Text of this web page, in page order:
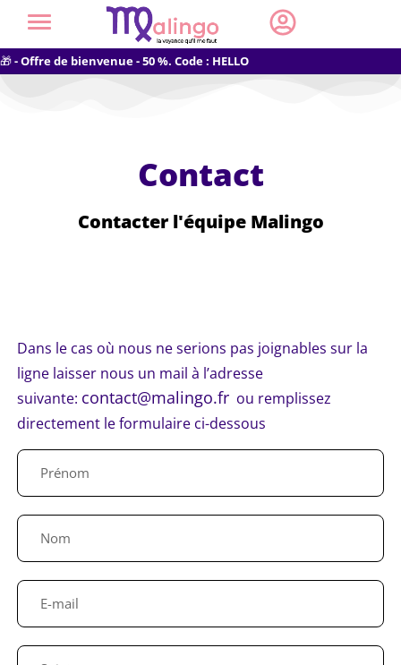
🎁- Offre de bienvenue - 50 %. Code : HELLO
Contact
Contacter l'équipe Malingo
Dans le cas où nous ne serions pas joignables sur la
ligne laisser nous un mail à l’adresse
suivante: contact@malingo.fr ou remplissez
directement le formulaire ci-dessous